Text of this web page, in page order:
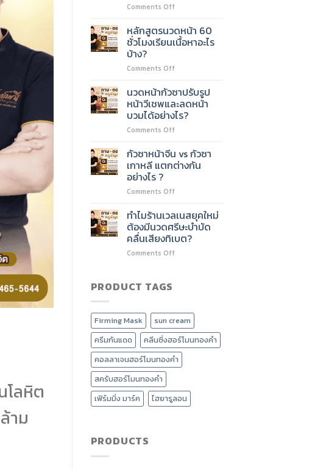
โลหิต
าม
นวด
60
ชั่วโมง
ได้
Comments Offon
นวด
หน้า
60
ต่อย
บริการ
อะไร
ได้
บ้าง?
หลักสูตรนวดหน้า 60
ชั่วโมงเรียนเนื้อหาอะไร
บ้าง?
Comments Offon
นวด
หน้า
60
ชั่วโมง
เรียน
อะไร
บ้าง?
นวดหน้ากัวซาปรับรูป
หน้าวีเชพและลดหน้า
บวมได้อย่างไร?
Comments Offon
หน้า
กัว
ซา
รูป
วี
เชพ
และ
ลด
หน้า
กัวซาหน้าจีน vs กัวซา
เกาหลี แตกต่างกัน
อย่างไร ?
Comments Offon
ซา
หน้า
จีน
vs
กัว
อย่างไร
?
ทำไมร้านเวลเนสยุคใหม่
ต้องมีนวดศรีษะบำบัด
คลื่นเสียงทิเบต?
Comments Offon
ต้อง
มี
นวด
ศรีษะ
บำบัด
คลื่น
PRODUCT TAGS
Firming Mask
sun cream
ครีมกันแดด
คลีนซิ่งฮอร์โมนทองคำ
คอลลาเจนฮอร์โมนทองคำ
สครับฮอร์โมนทองคำ
เฟิร์มมิ่ง มาร์ค
ไฮยารูลอน
PRODUCTS